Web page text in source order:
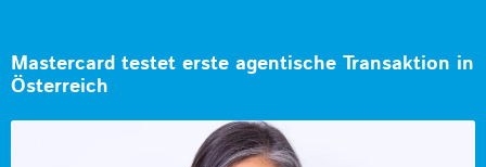
Mastercard testet erste agentische Transaktion in
Österreich